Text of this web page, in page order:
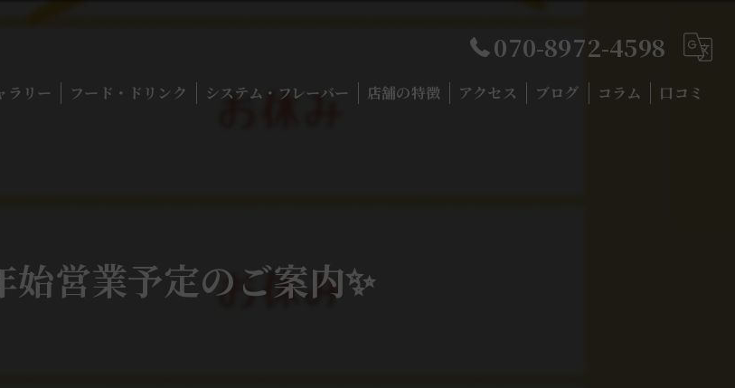
070-8972-4598
ラリー フード・ドリンク システム・フレーバー 店舗の特徴
機材
アクセス ブログ コラム 口コミ
始営業予定のご案内✨